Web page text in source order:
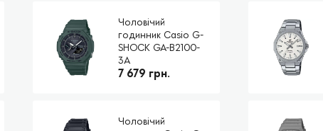
Чоловічий
годинник Casio G-
SHOCK GA-B2100-
3A
7 679 грн.
Чоловічий